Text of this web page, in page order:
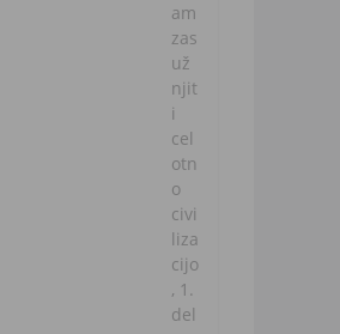
am
zas
už
njit
i
cel
otn
o
civi
liza
cijo
, 1.
del